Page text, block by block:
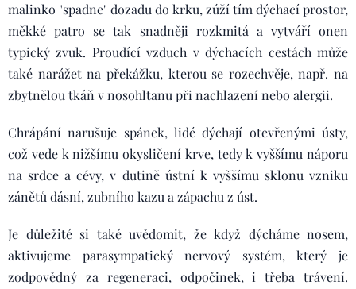
malinko "spadne" dozadu do krku, zúží tím dýchací prostor,
měkké patro se tak snadněji rozkmitá a vytváří onen
typický zvuk. Proudící vzduch v dýchacích cestách může
také narážet na překážku, kterou se rozechvěje, např. na
zbytnělou tkáň v nosohltanu při nachlazení nebo alergii.
Chrápání narušuje spánek, lidé dýchají otevřenými ústy,
což vede k nižšímu okysličení krve, tedy k vyššímu náporu
na srdce a cévy, v dutině ústní k vyššímu sklonu vzniku
zánětů dásní, zubního kazu a zápachu z úst.
Je důležité si také uvědomit, že když dýcháme nosem,
aktivujeme parasympatický nervový systém, který je
zodpovědný za regeneraci, odpočinek, i třeba trávení.